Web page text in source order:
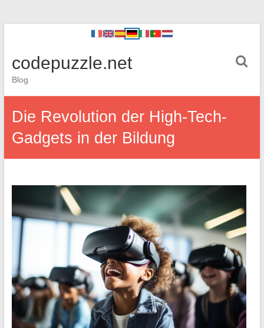
codepuzzle.net
Blog
Die Revolution der High-Tech-
Gadgets in der Bildung